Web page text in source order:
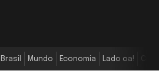
Brasil Mundo Economia Lado oa!